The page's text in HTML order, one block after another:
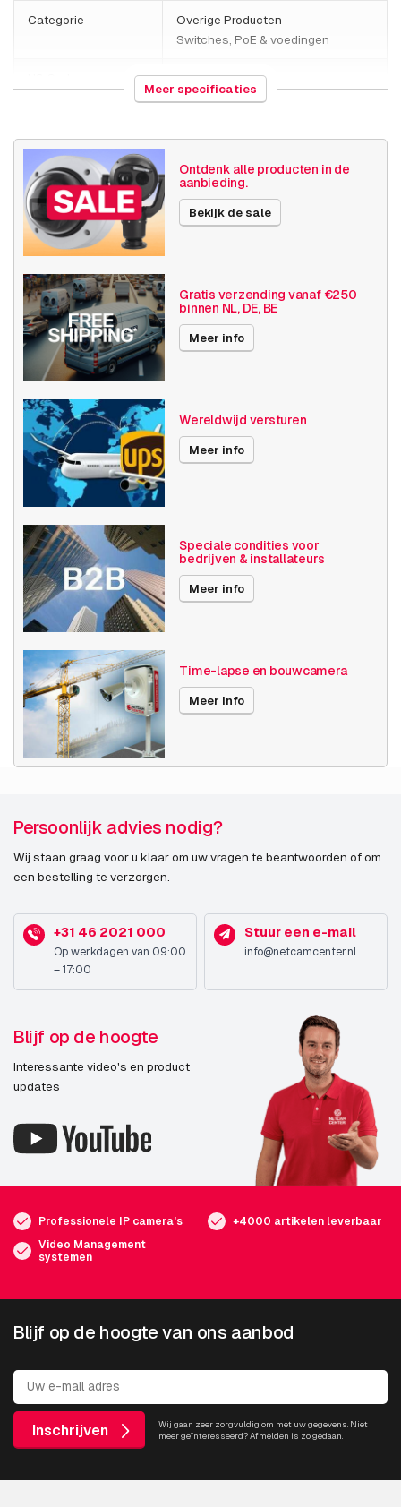
Categorie
Overige Producten
Switches, PoE & voedingen
853650
Gewicht
Switches, PoE &
voeding
Switch managed PoE
Aantal poorten
switch
Publicatiedatum 18-10-2024
Meer specificaties
Ontdenk alle producten in de
aanbieding.
Bekijk de sale
Gratis verzending vanaf €250
binnen NL, DE, BE
Meer info
Wereldwijd versturen
Meer info
Speciale condities voor
bedrijven & installateurs
Meer info
Time-lapse en bouwcamera
Meer info
Persoonlijk advies nodig?
Wij staan graag voor u klaar om uw vragen te beantwoorden of om
een bestelling te verzorgen.
+31 46 2021 000
Op werkdagen van 09:00
– 17:00
Stuur een e-mail
info@netcamcenter.nl
Blijf op de hoogte
Interessante video's en product
updates
Professionele IP camera's
+4000 artikelen leverbaar
Video Management
systemen
Blijf op de hoogte van ons aanbod
Inschrijven
Wij gaan zeer zorgvuldig om met uw gegevens. Niet
meer geïnteresseerd? Afmelden is zo gedaan.